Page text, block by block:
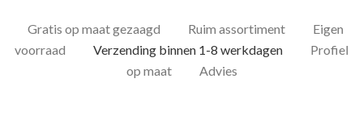
Gratis op maat gezaagd Ruim assortiment
Eigen
voorraad
Verzending binnen 1-8 werkdagen
Profiel
op maat
Advies